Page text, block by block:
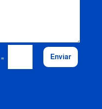
= Enviar